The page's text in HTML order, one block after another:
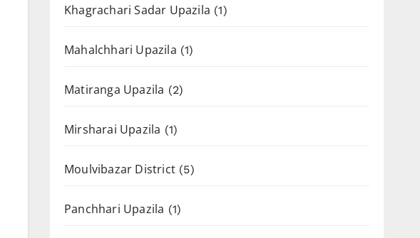
Khagrachari Sadar Upazila (1)
Mahalchhari Upazila (1)
Matiranga Upazila (2)
Mirsharai Upazila (1)
Moulvibazar District (5)
Panchhari Upazila (1)